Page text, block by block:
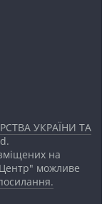
УКРАЇНИ ТА
на
можливе